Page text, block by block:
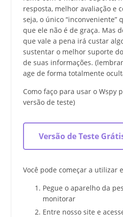
resposta, melhor avaliação e
seja, o único “inconveniente”
que ele não é de graça. Mas
que vale a pena irá custar
sustentar o melhor suporte
de suas informações.
age de forma totalmente
Como faço para usar o Wspy
versão de teste)
Versão de Teste
Você pode começar a utilizar
Pegue o aparelho da
monitorar
Entre nosso site e